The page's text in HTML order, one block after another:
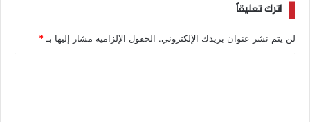
اترك تعليقاً
لن يتم نشر عنوان بريدك الإلكتروني. الحقول الإلزامية مشار إليها بـ*